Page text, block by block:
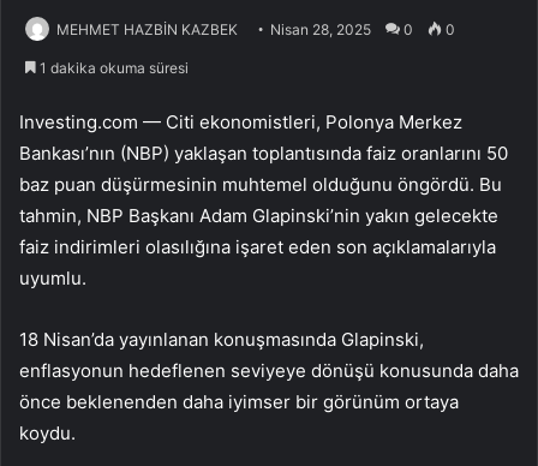
MEHMET HAZBİN KAZBEK Nisan 28, 2025 0 0
1 dakika okuma süresi
Investing.com — Citi ekonomistleri, Polonya Merkez
Bankası’nın (NBP) yaklaşan toplantısında faiz oranlarını 50
baz puan düşürmesinin muhtemel olduğunu öngördü. Bu
tahmin, NBP Başkanı Adam Glapinski’nin yakın gelecekte
faiz indirimleri olasılığına işaret eden son açıklamalarıyla
uyumlu.
18 Nisan’da yayınlanan konuşmasında Glapinski,
enflasyonun hedeflenen seviyeye dönüşü konusunda daha
önce beklenenden daha iyimser bir görünüm ortaya
koydu.